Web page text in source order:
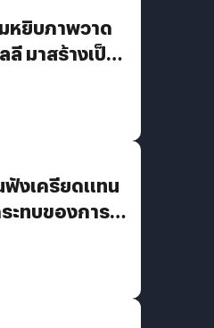
หยิบภาพวาด
มาสร้างเป็น
ฟังเครียดแทน
ะทบของการ